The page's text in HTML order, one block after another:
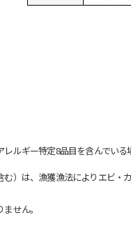
ルギー特定8品目を含んでいる
は、漁獲漁法によりエビ・
せん。